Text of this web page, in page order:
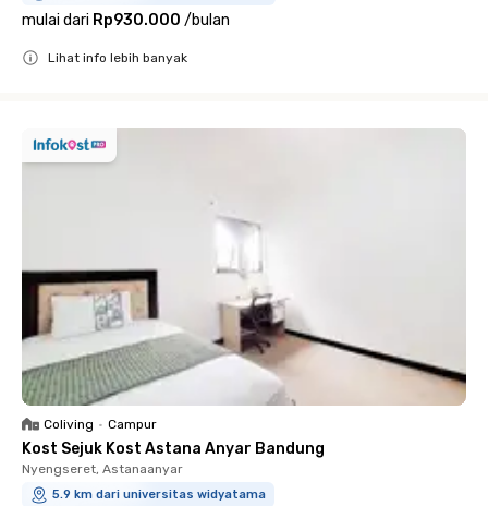
mulai dari Rp930.000 /bulan
Lihat info lebih banyak
Coliving • Campur
Kost Sejuk Kost Astana Anyar Bandung
Nyengseret, Astanaanyar
5.9 km dari universitas widyatama